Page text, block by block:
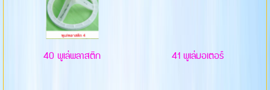
40 พูเล่พลาสติก 41 พูเล่มอเตอร์